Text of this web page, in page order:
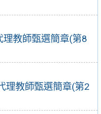
教師甄選簡章(第8
理教師甄選簡章(第2